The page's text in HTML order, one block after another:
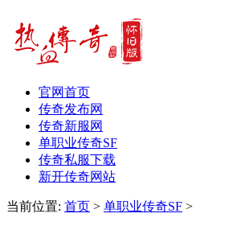
官网首页
传奇发布网
传奇新服网
单职业传奇SF
传奇私服下载
新开传奇网站
当前位置: 首页 > 单职业传奇SF >